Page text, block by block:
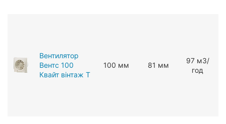
Вентилятор
Вентс 100
Квайт вінтаж Т
100 мм 81 мм
97 мЗ/
год